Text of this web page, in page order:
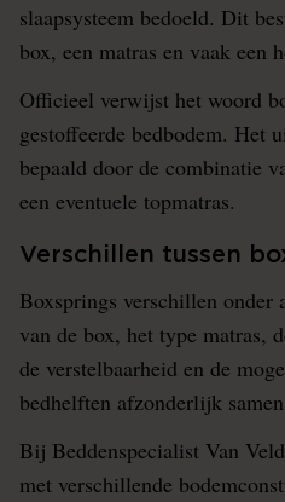
slaapsysteem bedoeld. Dit
box, een matras en vaak een
Officieel verwijst het woord
gestoffeerde bedbodem. Het
bepaald door de combinatie
een eventuele topmatras.
Verschillen tussen
Boxsprings verschillen onder
van de box, het type matras,
de verstelbaarheid en de
bedhelften afzonderlijk
Bij Beddenspecialist Van
met verschillende